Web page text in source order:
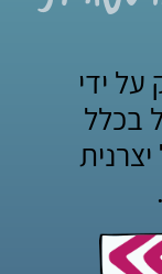
ידי
בכלל